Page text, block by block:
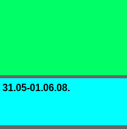
31.05-01.06.08.